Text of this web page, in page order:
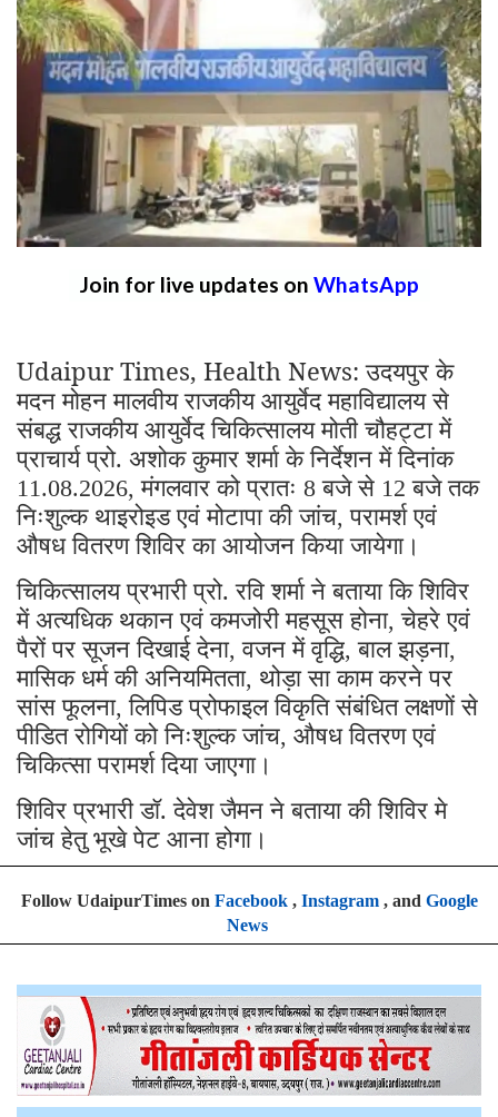
Join for live updates on WhatsApp
Udaipur Times, Health News: उदयपुर के
मदन मोहन मालवीय राजकीय आयुर्वेद महाविद्यालय से
संबद्ध राजकीय आयुर्वेद चिकित्सालय मोती चौहट्टा में
प्राचार्य प्रो. अशोक कुमार शर्मा के निर्देशन में दिनांक
11.08.2026,मंगलवार को प्रातः 8बजे से 12बजे तक
निःशुल्क थाइरोइड एवं मोटापा की जांच,परामर्श एवं
औषध वितरण शिविर का आयोजन किया जायेगा।
चिकित्सालय प्रभारी प्रो. रवि शर्मा ने बताया कि शिविर
में अत्यधिक थकान एवं कमजोरी महसूस होना,चेहरे एवं
पैरों पर सूजन दिखाई देना,वजन में वृद्धि,बाल झड़ना,
मासिक धर्म की अनियमितता, थोड़ा सा काम करने पर
सांस फूलना,लिपिड प्रोफाइल विकृति संबंधित लक्षणों से
पीडित रोगियों को निःशुल्क जांच, औषध वितरण एवं
चिकित्सा परामर्श दिया जाएगा।
शिविर प्रभारी डॉ. देवेश जैमन ने बताया की शिविर मे
जांच हेतु भूखे पेट आना होगा।
Follow UdaipurTimes on Facebook, Instagram, and Google
News